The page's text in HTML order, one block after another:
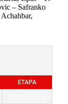
– Safranko
ETAPA